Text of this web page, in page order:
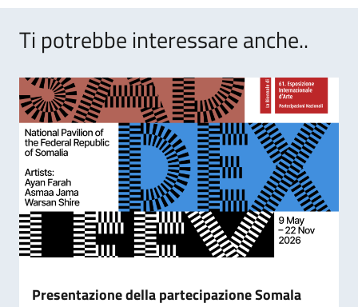
Ti potrebbe interessare anche..
Presentazione della partecipazione Somala